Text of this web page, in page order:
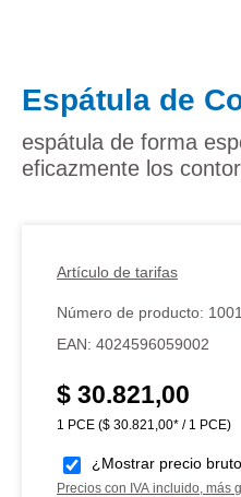
Espátula de
espátula de forma
eficazmente los
Artículo de tarifas
Número de producto:
EAN: 4024596059002
Precio normal:
$ 30.821,00
1 PCE ($ 30.821,00* / 1 PCE)
¿Mostrar precio
Precios con IVA incluido, más